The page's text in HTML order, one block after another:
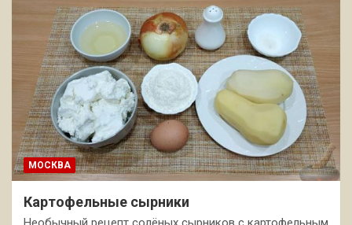
МОСКВА
Картофельные сырники